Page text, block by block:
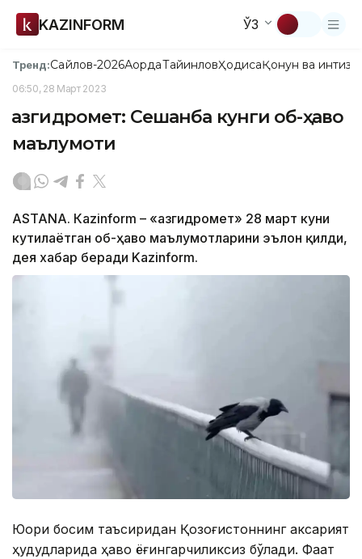
KAZINFORM ЎЗ
Тренд:Сайлов-2026АқордаТайинловҲодисаҚонун ва
06:50, 28 Март 2023
Қазгидромет: Сешанба кунги об-ҳаво
маълумоти
ASTANA. Кazinform – «Қазгидромет» 28 март куни
кутилаётган об-ҳаво маълумотларини эълон қилди,
дея хабар беради Kazinform.
Юқори босим таъсиридан Қозоғистоннинг аксарият
ҳудудларида ҳаво ёғингарчиликсиз бўлади. Фақат